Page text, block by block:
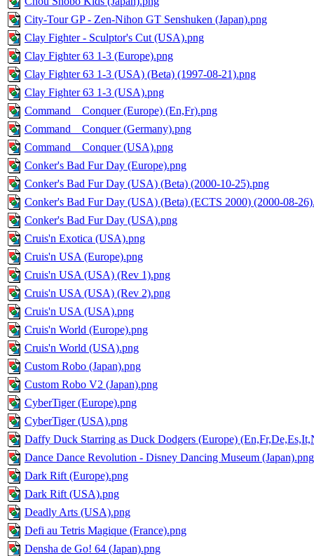
City-Tour GP - Zen-Nihon GT Senshuken (Japan).png
Clay Fighter - Sculptor's Cut (USA).png
Clay Fighter 63 1-3 (Europe).png
Clay Fighter 63 1-3 (USA) (Beta) (1997-08-21).png
Clay Fighter 63 1-3 (USA).png
Command _ Conquer (Europe) (En,Fr).png
Command _ Conquer (Germany).png
Command _ Conquer (USA).png
Conker's Bad Fur Day (Europe).png
Conker's Bad Fur Day (USA) (Beta) (2000-10-25).png
Conker's Bad Fur Day (USA) (Beta) (ECTS 2000) (2000-08-
Conker's Bad Fur Day (USA).png
Cruis'n Exotica (USA).png
Cruis'n USA (Europe).png
Cruis'n USA (USA) (Rev 1).png
Cruis'n USA (USA) (Rev 2).png
Cruis'n USA (USA).png
Cruis'n World (Europe).png
Cruis'n World (USA).png
Custom Robo (Japan).png
Custom Robo V2 (Japan).png
CyberTiger (Europe).png
CyberTiger (USA).png
Daffy Duck Starring as Duck Dodgers (Europe)
Dance Dance Revolution - Disney Dancing Museum (Japan).png
Dark Rift (Europe).png
Dark Rift (USA).png
Deadly Arts (USA).png
Defi au Tetris Magique (France).png
Densha de Go! 64 (Japan).png